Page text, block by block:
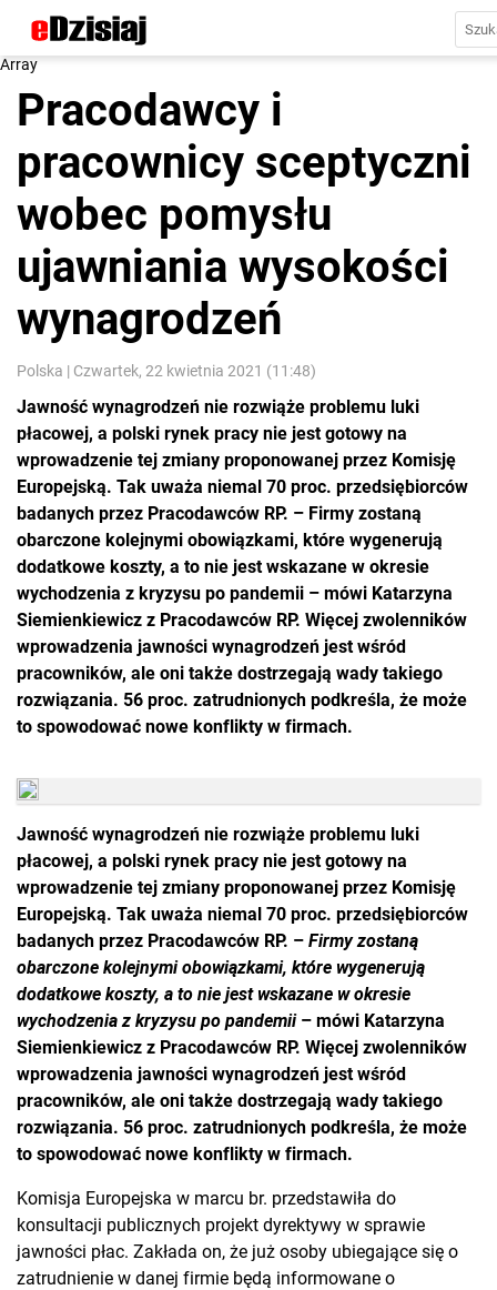
Array
Pracodawcy i
pracownicy sceptyczni
wobec pomysłu
ujawniania wysokości
wynagrodzeń
Polska | Czwartek, 22 kwietnia 2021 (11:48)
Jawność wynagrodzeń nie rozwiąże problemu luki
płacowej, a polski rynek pracy nie jest gotowy na
wprowadzenie tej zmiany proponowanej przez Komisję
Europejską. Tak uważa niemal 70 proc. przedsiębiorców
badanych przez Pracodawców RP. – Firmy zostaną
obarczone kolejnymi obowiązkami, które wygenerują
dodatkowe koszty, a to nie jest wskazane w okresie
wychodzenia z kryzysu po pandemii – mówi Katarzyna
Siemienkiewicz z Pracodawców RP. Więcej zwolenników
wprowadzenia jawności wynagrodzeń jest wśród
pracowników, ale oni także dostrzegają wady takiego
rozwiązania. 56 proc. zatrudnionych podkreśla, że może
to spowodować nowe konflikty w firmach.
Jawność wynagrodzeń nie rozwiąże problemu luki
płacowej, a polski rynek pracy nie jest gotowy na
wprowadzenie tej zmiany proponowanej przez Komisję
Europejską. Tak uważa niemal 70 proc. przedsiębiorców
badanych przez Pracodawców RP. – Firmy zostaną
obarczone kolejnymi obowiązkami, które wygenerują
dodatkowe koszty, a to nie jest wskazane w okresie
wychodzenia z kryzysu po pandemii – mówi Katarzyna
Siemienkiewicz z Pracodawców RP. Więcej zwolenników
wprowadzenia jawności wynagrodzeń jest wśród
pracowników, ale oni także dostrzegają wady takiego
rozwiązania. 56 proc. zatrudnionych podkreśla, że może
to spowodować nowe konflikty w firmach.
Komisja Europejska w marcu br. przedstawiła do
konsultacji publicznych projekt dyrektywy w sprawie
jawności płac. Zakłada on, że już osoby ubiegające się o
zatrudnienie w danej firmie będą informowane o